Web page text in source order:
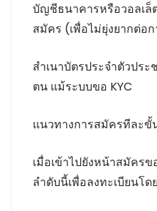
บัญชีธนาคารหรือวอลเล็
สมัคร (เพื่อไม่ยุ่งยากต่อ
สำเนาบัตรประจำตัวปร
ตน แม้ระบบขอ KYC
แนวทางการสมัครทีละขั้
เมื่อเข้าไปยังหน้าสมัคร
ลำดับนี้เพื่อลงทะเบียนโ